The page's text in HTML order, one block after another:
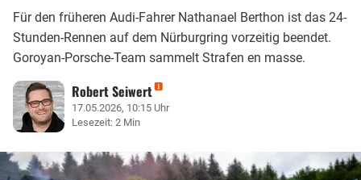
Für den früheren Audi-Fahrer Nathanael Berthon ist das 24-
Stunden-Rennen auf dem Nürburgring vorzeitig beendet.
Goroyan-Porsche-Team sammelt Strafen en masse.
Robert Seiwert
17.05.2026, 10:15 Uhr
Lesezeit: 2 Min